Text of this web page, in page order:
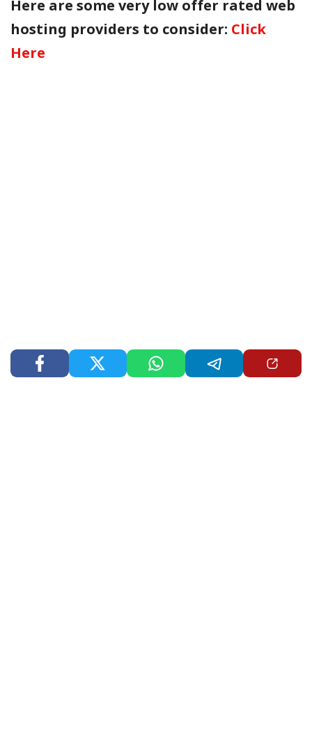
Here are some very low offer rated web
hosting providers to consider: Click
Here